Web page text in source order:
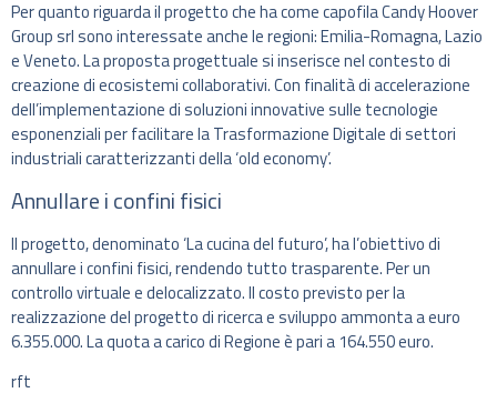
Per quanto riguarda il progetto che ha come capofila Candy Hoover
Group srl sono interessate anche le regioni: Emilia-Romagna, Lazio
e Veneto. La proposta progettuale si inserisce nel contesto di
creazione di ecosistemi collaborativi. Con finalità di accelerazione
dell’implementazione di soluzioni innovative sulle tecnologie
esponenziali per facilitare la Trasformazione Digitale di settori
industriali caratterizzanti della ‘old economy’.
Annullare i confini fisici
Il progetto, denominato ‘La cucina del futuro’, ha l’obiettivo di
annullare i confini fisici, rendendo tutto trasparente. Per un
controllo virtuale e delocalizzato. Il costo previsto per la
realizzazione del progetto di ricerca e sviluppo ammonta a euro
6.355.000. La quota a carico di Regione è pari a 164.550 euro.
rft